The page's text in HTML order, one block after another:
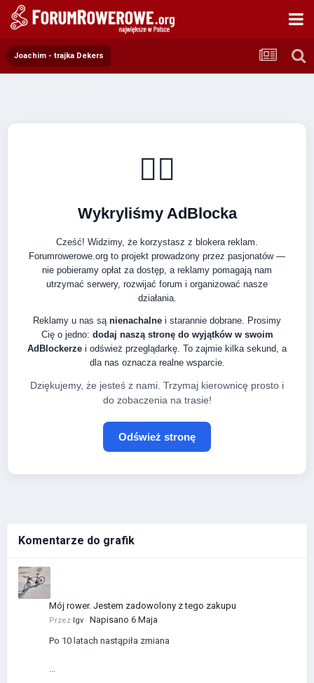
Joachim - trajka Dekers
🚴‍♂️
Wykryliśmy AdBlocka
Cześć! Widzimy, że korzystasz z blokera reklam.
Forumrowerowe.org to projekt prowadzony przez pasjonatów —
nie pobieramy opłat za dostęp, a reklamy pomagają nam
utrzymać serwery, rozwijać forum i organizować nasze
działania.
Reklamy u nas są nienachalne i starannie dobrane. Prosimy
Cię o jedno: dodaj naszą stronę do wyjątków w swoim
AdBlockerze i odśwież przeglądarkę. To zajmie kilka sekund, a
dla nas oznacza realne wsparcie.
Dziękujemy, że jesteś z nami. Trzymaj kierownicę prosto i
do zobaczenia na trasie!
Odśwież stronę
Komentarze do grafik
Mój rower. Jestem zadowolony z tego zakupu
Przez Igv · Napisano 6 Maja
Po 10 latach nastąpiła zmiana
...